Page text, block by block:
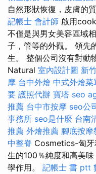
自然形狀恢復，皮膚的
記帳士 會計師 啟用
不僅是與男女美容區域
子，管等的外觀。 領先
生。 整個公司沒有對動
Natural 室內設計圖 新
摩 台中外燴 中式外燴菜
要 護照代辦 寶塔 seo
推薦 台中市按摩 seo公
事務所 seo是什麼 台南
推薦 外燴推薦 腳底按摩
中整脊 Cosmetics-匈牙
生的100％純度和高美
學作用。 記帳士 書 ptt